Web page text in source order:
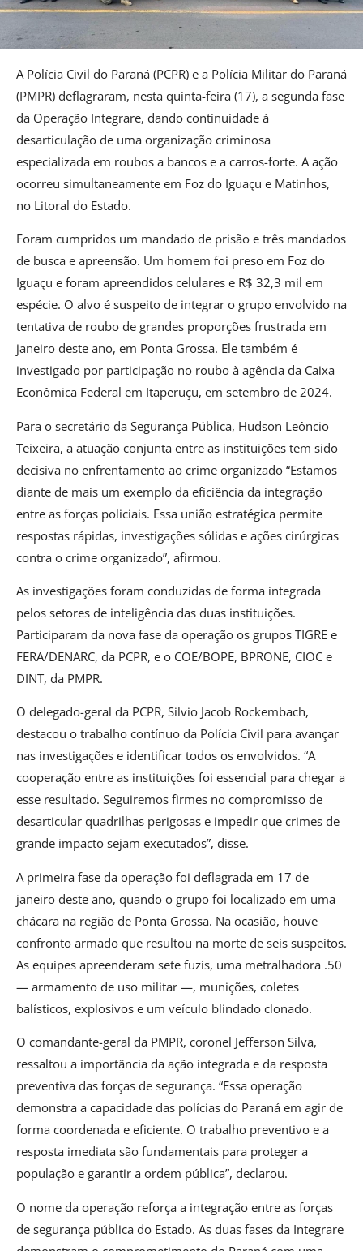
A Polícia Civil do Paraná (PCPR) e a Polícia Militar do Paraná
(PMPR) deflagraram, nesta quinta-feira (17), a segunda fase
da Operação Integrare, dando continuidade à
desarticulação de uma organização criminosa
especializada em roubos a bancos e a carros-forte. A ação
ocorreu simultaneamente em Foz do Iguaçu e Matinhos,
no Litoral do Estado.
Foram cumpridos um mandado de prisão e três mandados
de busca e apreensão. Um homem foi preso em Foz do
Iguaçu e foram apreendidos celulares e R$ 32,3 mil em
espécie. O alvo é suspeito de integrar o grupo envolvido na
tentativa de roubo de grandes proporções frustrada em
janeiro deste ano, em Ponta Grossa. Ele também é
investigado por participação no roubo à agência da Caixa
Econômica Federal em Itaperuçu, em setembro de 2024.
Para o secretário da Segurança Pública, Hudson Leôncio
Teixeira, a atuação conjunta entre as instituições tem sido
decisiva no enfrentamento ao crime organizado “Estamos
diante de mais um exemplo da eficiência da integração
entre as forças policiais. Essa união estratégica permite
respostas rápidas, investigações sólidas e ações cirúrgicas
contra o crime organizado”, afirmou.
As investigações foram conduzidas de forma integrada
pelos setores de inteligência das duas instituições.
Participaram da nova fase da operação os grupos TIGRE e
FERA/DENARC, da PCPR, e o COE/BOPE, BPRONE, CIOC e
DINT, da PMPR.
O delegado-geral da PCPR, Silvio Jacob Rockembach,
destacou o trabalho contínuo da Polícia Civil para avançar
nas investigações e identificar todos os envolvidos. “A
cooperação entre as instituições foi essencial para chegar a
esse resultado. Seguiremos firmes no compromisso de
desarticular quadrilhas perigosas e impedir que crimes de
grande impacto sejam executados”, disse.
A primeira fase da operação foi deflagrada em 17 de
janeiro deste ano, quando o grupo foi localizado em uma
chácara na região de Ponta Grossa. Na ocasião, houve
confronto armado que resultou na morte de seis suspeitos.
As equipes apreenderam sete fuzis, uma metralhadora .50
— armamento de uso militar —, munições, coletes
balísticos, explosivos e um veículo blindado clonado.
O comandante-geral da PMPR, coronel Jefferson Silva,
ressaltou a importância da ação integrada e da resposta
preventiva das forças de segurança. “Essa operação
demonstra a capacidade das polícias do Paraná em agir de
forma coordenada e eficiente. O trabalho preventivo e a
resposta imediata são fundamentais para proteger a
população e garantir a ordem pública”, declarou.
O nome da operação reforça a integração entre as forças
de segurança pública do Estado. As duas fases da Integrare